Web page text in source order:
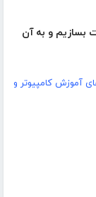
بسازیم و به آن
آموزش کامپیوتر و